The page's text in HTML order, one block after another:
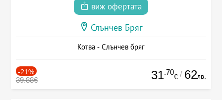
виж офертата
Слънчев Бряг
Котва - Слънчев бряг
-21%
39.88€ 31.70
€ / 62лв.